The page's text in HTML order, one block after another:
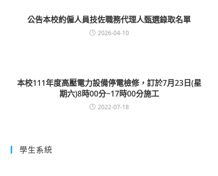
公告本校約僱人員技佐職務代理人甄選錄取名單
2026-04-10
本校111年度高壓電力設備停電檢修，訂於7月23日(星
期六)8時00分~17時00分施工
2022-07-18
學生系統